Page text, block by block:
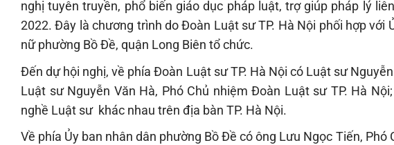
nghị tuyên truyền, phổ biến giáo dục pháp luật, trợ giúp pháp lý
2022. Đây là chương trình do Đoàn Luật sư TP. Hà Nội phối hợp với
nữ phường Bồ Đề, quận Long Biên tổ chức.
Đến dự hội nghị, về phía Đoàn Luật sư TP. Hà Nội có Luật sư
Luật sư Nguyễn Văn Hà, Phó Chủ nhiệm Đoàn Luật sư TP. Hà
nghề Luật sư khác nhau trên địa bàn TP. Hà Nội.
Về phía Ủy ban nhân dân phường Bồ Đề có ông Lưu Ngọc Tiến,